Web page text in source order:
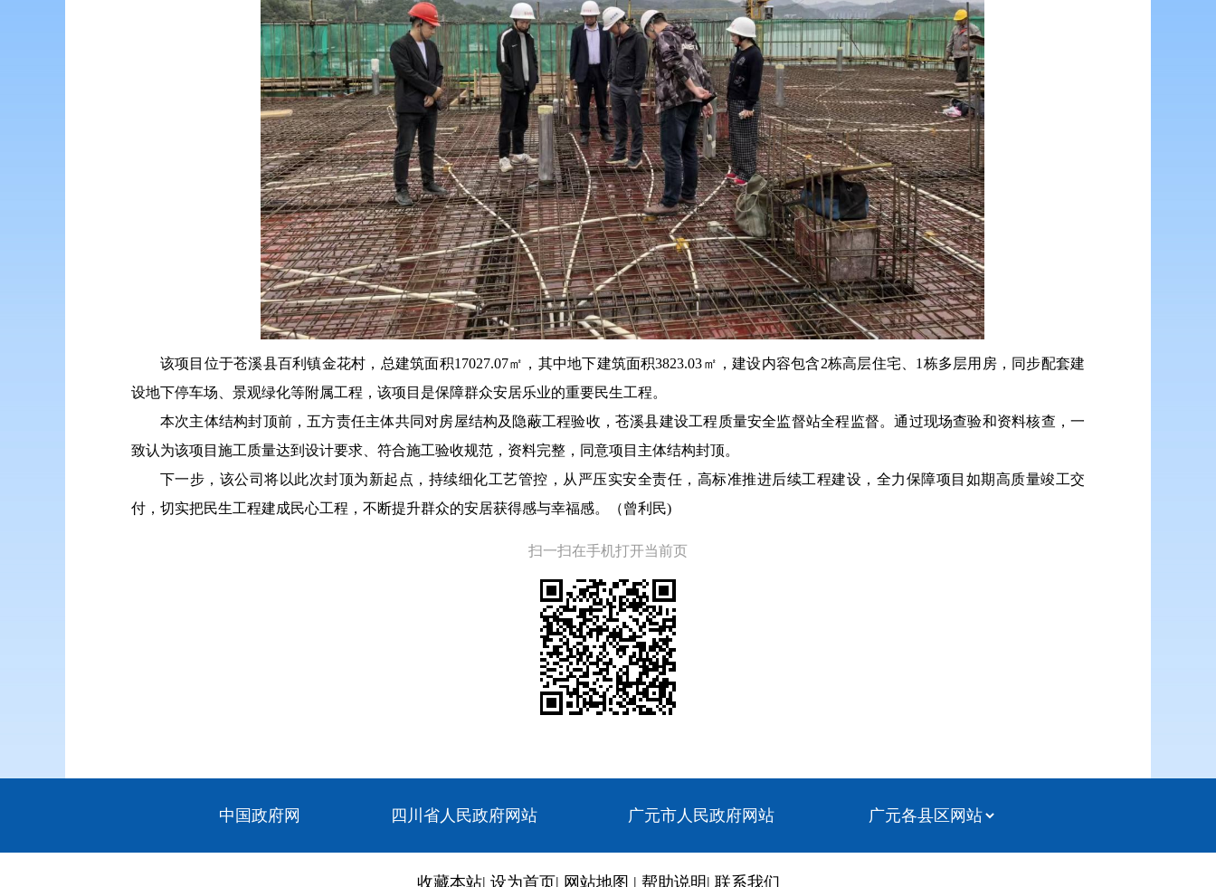
该项目位于苍溪县百利镇金花村，总建筑面积17027.07㎡，其中地下建筑面积3823.03㎡，建设内容包含2栋高层住宅、1栋多层用房，同步配套建
设地下停车场、景观绿化等附属工程，该项目是保障群众安居乐业的重要民生工程。
本次主体结构封顶前，五方责任主体共同对房屋结构及隐蔽工程验收，苍溪县建设工程质量安全监督站全程监督。通过现场查验和资料核查，一
致认为该项目施工质量达到设计要求、符合施工验收规范，资料完整，同意项目主体结构封顶。
下一步，该公司将以此次封顶为新起点，持续细化工艺管控，从严压实安全责任，高标准推进后续工程建设，全力保障项目如期高质量竣工交
付，切实把民生工程建成民心工程，不断提升群众的安居获得感与幸福感。（曾利民)
扫一扫在手机打开当前页
中国政府网 四川省人民政府网站 广元市人民政府网站
收藏本站| 设为首页| 网站地图 | 帮助说明 | 联系我们